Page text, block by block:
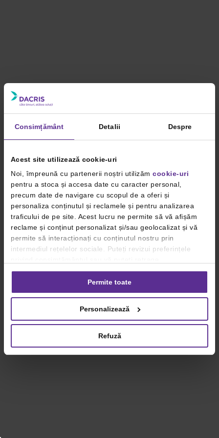
Consimțământ Detalii Despre
Acest site utilizează cookie-uri
Noi, împreună cu partenerii noștri utilizăm cookie-uri
pentru a stoca și accesa date cu caracter personal,
precum date de navigare cu scopul de a oferi și
personaliza conținutul și reclamele și pentru analizarea
traficului de pe site. Acest lucru ne permite să vă afișăm
reclame și conținut personalizat și/sau geolocalizat și vă
permite să interacționați cu conținutul nostru prin
intermediul rețelelor sociale. Puteți revizui preferințele
consimțământul oricând, făcând click pe linkul către
setările dvs. de cookie-uri.
privind utilizarea modulelor cookie.Detalii
Permite toate
Personalizează
Refuză